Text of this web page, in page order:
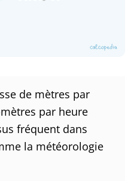
de mètres par
par heure
fréquent dans
la météorologie